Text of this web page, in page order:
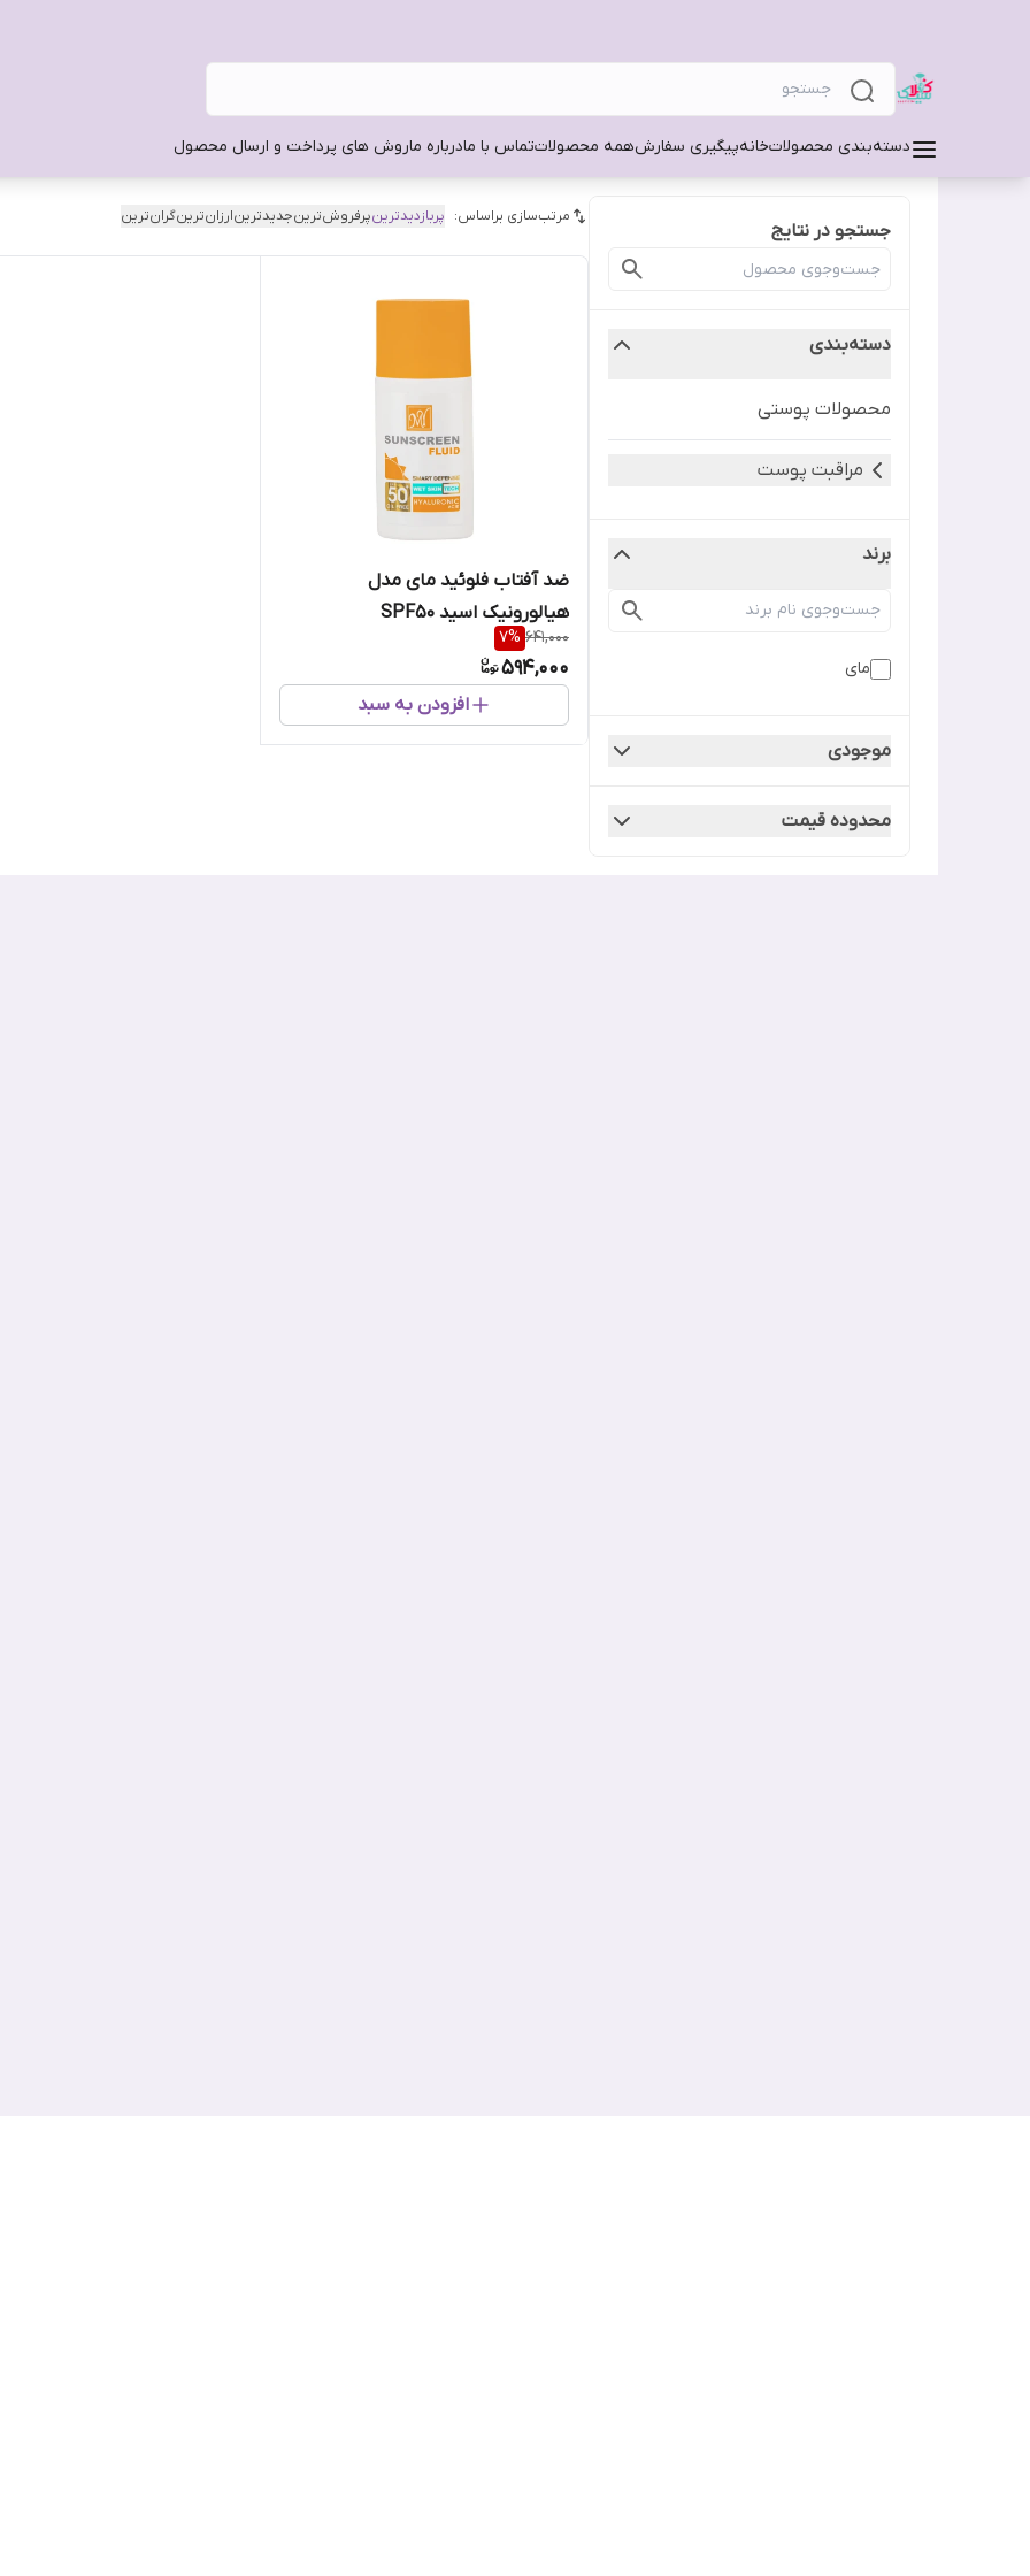
دسته‌بندی محصولاتخانهپیگیری سفارشهمه محصولاتتماس با مادرباره ماروش های پرداخت و ارسال محصول
جستجو در نتایج
دسته‌بندی
محصولات پوستی
مراقبت پوست
برند
مای
موجودی
محدوده قیمت
مرتب‌سازی براساس: پربازدیدترینپرفروش‌ترینجدیدترینارزان‌ترینگران‌ترین
ضد آفتاب فلوئید مای مدل
هیالورونیک اسید SPF50
641,000
7%
594,000
افزودن به سبد